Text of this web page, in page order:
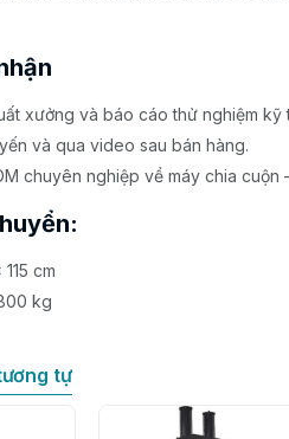
xưởng và báo cáo thử nghiệm kỹ
và qua video sau bán hàng.
chuyên nghiệp về máy chia cuộn
cm
kg
tự